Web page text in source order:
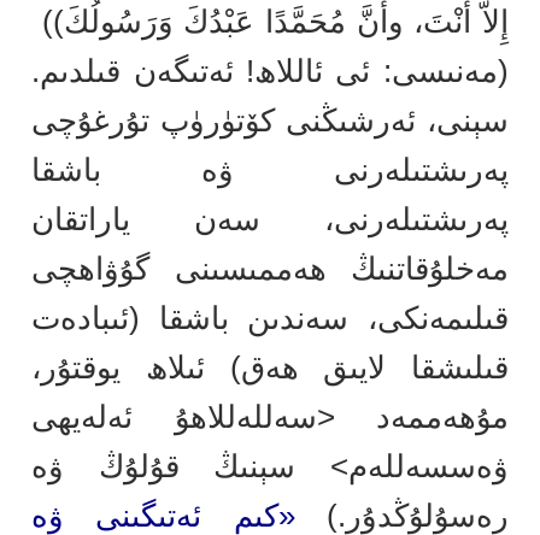
إِلاَّ أنْتَ، وأنَّ مُحَمَّدًا عَبْدُكَ وَرَسُولُكَ))
(مەنىسى: ئى ئاللاھ! ئەتىگەن قىلدىم.
سېنى، ئەرشىڭنى كۆتۈرۈپ تۇرغۇچى
پەرىشتىلەرنى ۋە باشقا
پەرىشتىلەرنى، سەن ياراتقان
مەخلۇقاتنىڭ ھەممىسىنى گۇۋاھچى
قىلىمەنكى، سەندىن باشقا (ئىبادەت
قىلىشقا لايىق ھەق) ئىلاھ يوقتۇر،
مۇھەممەد <سەللەللاھۇ ئەلەيھى
ۋەسسەللەم> سېنىڭ قۇلۇڭ ۋە
رەسۇلۇڭدۇر.)«كىم ئەتىگىنى ۋە